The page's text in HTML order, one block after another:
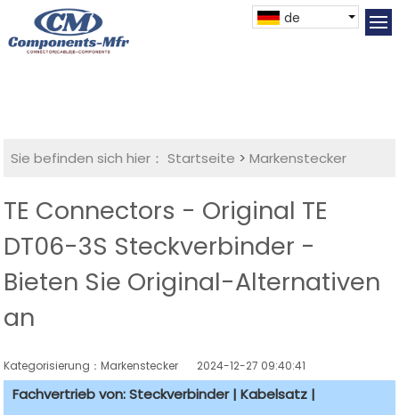
de
Sie befinden sich hier： Startseite >Markenstecker
TE Connectors - Original TE
DT06-3S Steckverbinder -
Bieten Sie Original-Alternativen
an
Kategorisierung：Markenstecker 2024-12-27 09:40:41
Fachvertrieb von: Steckverbinder | Kabelsatz |